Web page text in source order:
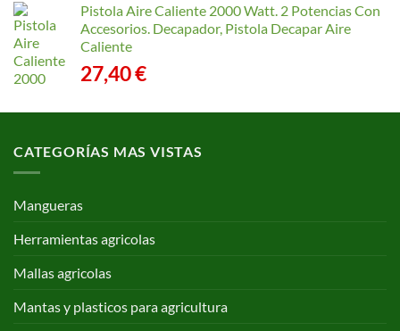
Pistola Aire Caliente 2000 Watt. 2 Potencias Con
Accesorios. Decapador, Pistola Decapar Aire
Caliente
27,40€
CATEGORÍAS MAS VISTAS
Mangueras
Herramientas agricolas
Mallas agricolas
Mantas y plasticos para agricultura